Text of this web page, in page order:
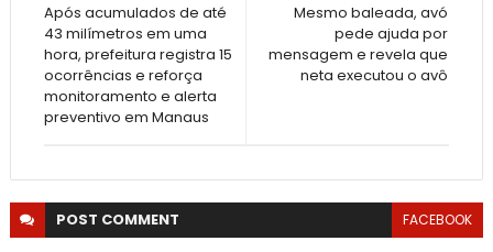
Mesmo baleada, avó
pede ajuda por
mensagem e revela que
neta executou o avô
Após acumulados de até
43 milímetros em uma
hora, prefeitura registra 15
ocorrências e reforça
monitoramento e alerta
preventivo em Manaus
POST COMMENT FACEBOOK